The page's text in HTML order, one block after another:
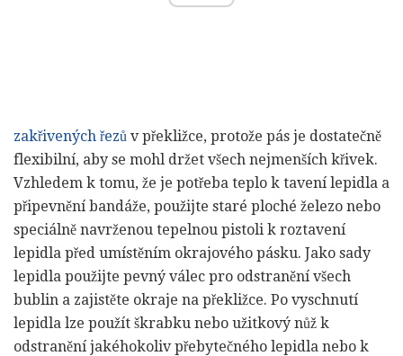
zakřivených řezů v překližce, protože pás je dostatečně
flexibilní, aby se mohl držet všech nejmenších křivek.
Vzhledem k tomu, že je potřeba teplo k tavení lepidla a
připevnění bandáže, použijte staré ploché železo nebo
speciálně navrženou tepelnou pistoli k roztavení
lepidla před umístěním okrajového pásku. Jako sady
lepidla použijte pevný válec pro odstranění všech
bublin a zajistěte okraje na překližce. Po vyschnutí
lepidla lze použít škrabku nebo užitkový nůž k
odstranění jakéhokoliv přebytečného lepidla nebo k